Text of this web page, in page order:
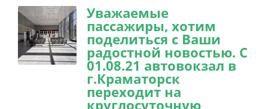
Уважаемые
пассажиры, хотим
поделиться с Ваши
радостной новостью. С
01.08.21 автовокзал в
г.Краматорск
переходит на
круглосуточную